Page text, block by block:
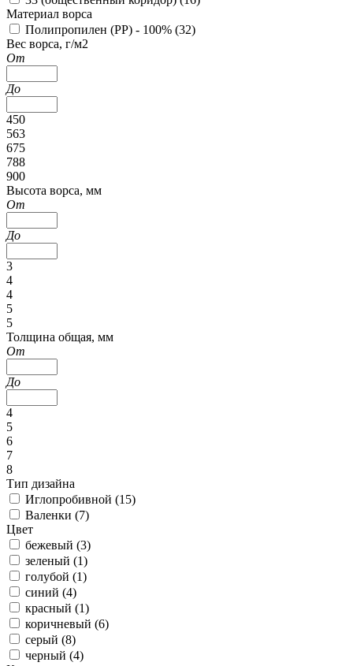
Материал ворса
Полипропилен (PP) - 100% (32)
Вес ворса, г/м2
От
До
450
563
675
788
900
Высота ворса, мм
От
До
3
4
4
5
5
Толщина общая, мм
От
До
4
5
6
7
8
Тип дизайна
Иглопробивной (15)
Валенки (7)
Цвет
бежевый (3)
зеленый (1)
голубой (1)
синий (4)
красный (1)
коричневый (6)
серый (8)
черный (4)